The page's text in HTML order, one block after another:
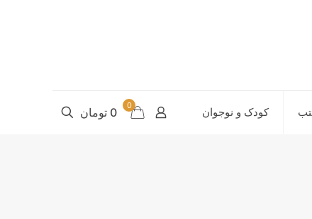
کودک و نوجوان 0 0 تومان